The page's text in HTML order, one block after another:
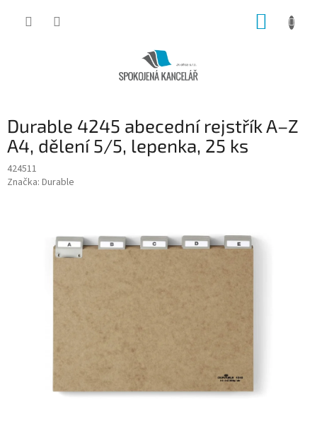
Durable 4245 abecední rejstřík A–Z
A4, dělení 5/5, lepenka, 25 ks
424511
Značka: Durable